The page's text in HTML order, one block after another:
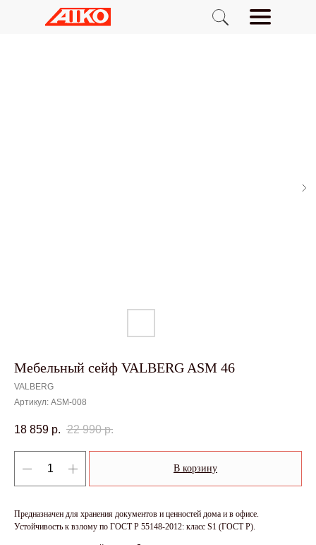
Мебельный сейф VALBERG ASM 46
VALBERG
Артикул: ASM-008
18 859 р. 22 990 р.
В корзину
Предназначен для хранения документов и ценностей дома и в офисе.
Устойчивость к взлому по ГОСТ Р 55148-2012: класс S1 (ГОСТ Р).